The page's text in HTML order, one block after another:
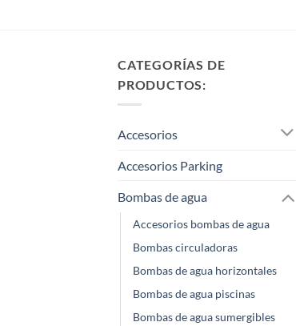
CATEGORÍAS DE
PRODUCTOS:
Accesorios
Accesorios Parking
Bombas de agua
Accesorios bombas de agua
Bombas circuladoras
Bombas de agua horizontales
Bombas de agua piscinas
Bombas de agua sumergibles